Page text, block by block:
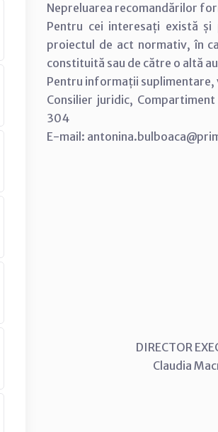
Nepreluarea recomandărilor
Pentru cei interesați există
proiectul de act normativ, în
constituită sau de către o altă
Pentru informații suplimentare,
Consilier juridic,
304
E-mail:
p.
Călin
Bogdan
DIRECTOR
Claudia